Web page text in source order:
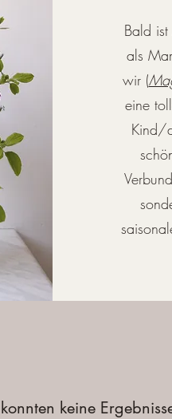
Bald
als
wir (
eine
Kind/
keine